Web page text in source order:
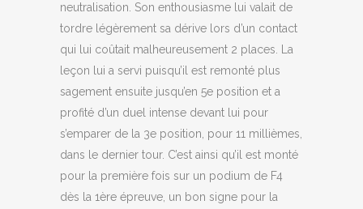
neutralisation. Son enthousiasme lui valait de
tordre légèrement sa dérive lors d’un contact
qui lui coûtait malheureusement 2 places. La
leçon lui a servi puisqu’il est remonté plus
sagement ensuite jusqu’en 5e position et a
profité d’un duel intense devant lui pour
s’emparer de la 3e position, pour 11 millièmes,
dans le dernier tour. C’est ainsi qu’il est monté
pour la première fois sur un podium de F4
dès la 1ère épreuve, un bon signe pour la